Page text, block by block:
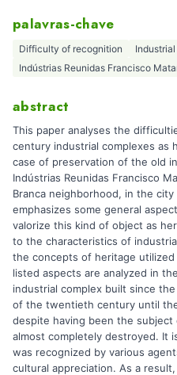
palavras-chave
Difficulty of recognition
Indústrias Reunidas Francisco
abstract
This paper analyses the
century industrial complexes as
case of preservation of the old
Indústrias Reunidas Francisco
Branca neighborhood, in the
emphasizes some general
valorize this kind of object as
to the characteristics of
the concepts of heritage
listed aspects are analyzed in
industrial complex built since
of the twentieth century until
despite having been the
almost completely destroyed. It
was recognized by various
cultural appreciation. As a